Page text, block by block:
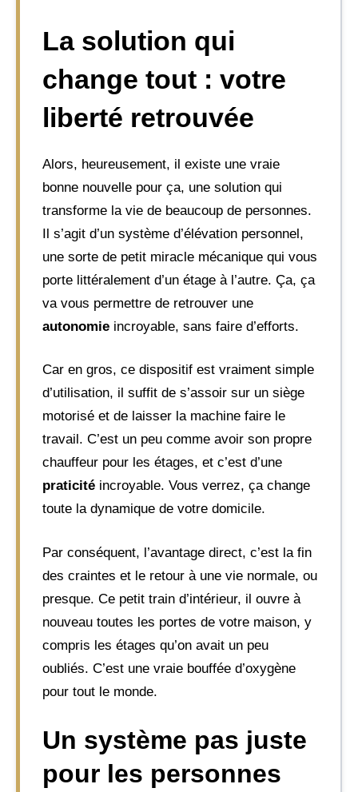
La solution qui
change tout : votre
liberté retrouvée
Alors, heureusement, il existe une vraie
bonne nouvelle pour ça, une solution qui
transforme la vie de beaucoup de personnes.
Il s’agit d’un système d’élévation personnel,
une sorte de petit miracle mécanique qui vous
porte littéralement d’un étage à l’autre. Ça, ça
va vous permettre de retrouver une
autonomie incroyable, sans faire d’efforts.
Car en gros, ce dispositif est vraiment simple
d’utilisation, il suffit de s’assoir sur un siège
motorisé et de laisser la machine faire le
travail. C’est un peu comme avoir son propre
chauffeur pour les étages, et c’est d’une
praticité incroyable. Vous verrez, ça change
toute la dynamique de votre domicile.
Par conséquent, l’avantage direct, c’est la fin
des craintes et le retour à une vie normale, ou
presque. Ce petit train d’intérieur, il ouvre à
nouveau toutes les portes de votre maison, y
compris les étages qu’on avait un peu
oubliés. C’est une vraie bouffée d’oxygène
pour tout le monde.
Un système pas juste
pour les personnes